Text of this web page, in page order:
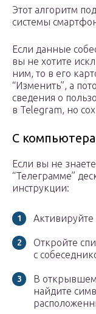
Этот алгоритм
системы
Если данные
вы не хотите
ним, то в его
“Изменить”, а
сведения о
в Telegram, но
С компьютера
Если вы не
“Телеграмме”
инструкции:
Откройте
с
В
найдите